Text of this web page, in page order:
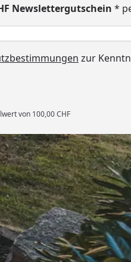
Newslettergutschein *
zur
von 100,00 CHF